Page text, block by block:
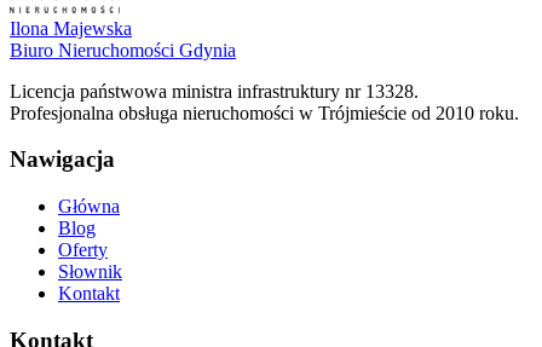
Ilona Majewska
Biuro Nieruchomości Gdynia
Licencja państwowa ministra infrastruktury nr 13328.
Profesjonalna obsługa nieruchomości w Trójmieście od 2010 roku.
Nawigacja
Główna
Blog
Oferty
Słownik
Kontakt
Kontakt